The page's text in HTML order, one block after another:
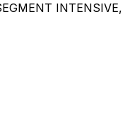
INTENSIVE,